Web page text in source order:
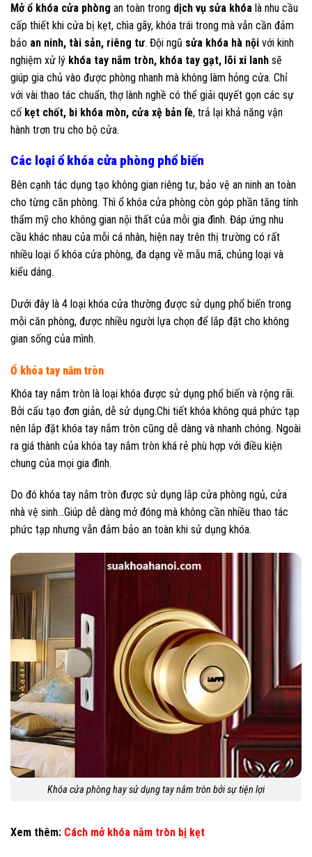
Mở ổ khóa cửa phòng an toàn trong dịch vụ sửa khóa là nhu cầu
cấp thiết khi cửa bị kẹt, chìa gãy, khóa trái trong mà vẫn cần đảm
bảo an ninh, tài sản, riêng tư. Đội ngũ sửa khóa hà nội với kinh
nghiệm xử lý khóa tay nắm tròn, khóa tay gạt, lõi xi lanh sẽ
giúp gia chủ vào được phòng nhanh mà không làm hỏng cửa. Chỉ
với vài thao tác chuẩn, thợ lành nghề có thể giải quyết gọn các sự
cố kẹt chốt, bi khóa mòn, cửa xệ bản lề, trả lại khả năng vận
hành trơn tru cho bộ cửa.
Các loại ổ khóa cửa phòng phổ biến
Bên cạnh tác dụng tạo không gian riêng tư, bảo vệ an ninh an toàn
cho từng căn phòng. Thì ổ khóa cửa phòng còn góp phần tăng tính
thẩm mỹ cho không gian nội thất của mỗi gia đình. Đáp ứng nhu
cầu khác nhau của mỗi cá nhân, hiện nay trên thị trường có rất
nhiều loại ổ khóa cửa phòng, đa dạng về mẫu mã, chủng loại và
kiểu dáng.
Dưới đây là 4 loại khóa cửa thường được sử dụng phổ biến trong
mỗi căn phòng, được nhiều người lựa chọn để lắp đặt cho không
gian sống của mình.
Ổ khóa tay nắm tròn
Khóa tay nắm tròn là loại khóa được sử dụng phổ biến và rộng rãi.
Bởi cấu tạo đơn giản, dễ sử dụng.Chi tiết khóa không quá phức tạp
nên lắp đặt khóa tay nắm tròn cũng dễ dàng và nhanh chóng. Ngoài
ra giá thành của khóa tay nắm tròn khá rẻ phù hợp với điều kiện
chung của mọi gia đình.
Do đó khóa tay nắm tròn được sử dụng lắp cửa phòng ngủ, cửa
nhà vệ sinh…Giúp dễ dàng mở đóng mà không cần nhiều thao tác
phức tạp nhưng vẫn đảm bảo an toàn khi sử dụng khóa.
Khóa cửa phòng hay sử dụng tay nắm tròn bởi sự tiện lợi
Xem thêm: Cách mở khóa nắm tròn bị kẹt